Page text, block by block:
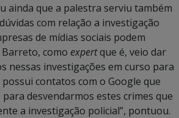
ainda que a palestra serviu também
com relação a investigação
de mídias sociais podem
como expertque é, veio dar
nessas investigações em curso para
contatos com o Google que
desvendarmos estes crimes que
a investigação policial”, pontuou.